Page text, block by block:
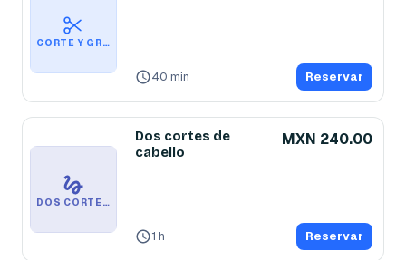
CORTE Y GREGA 3
40 min Reservar
DOS CORTES DE CABELLO
Dos cortes de
cabello
MXN 240.00
1 h Reservar